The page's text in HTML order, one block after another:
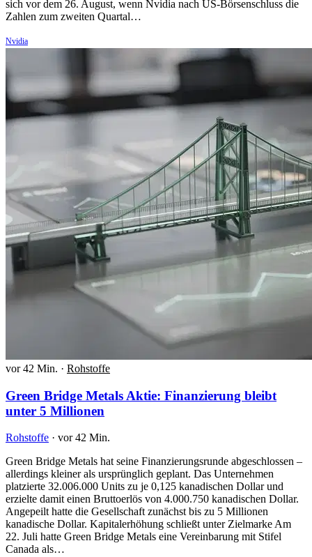
sich vor dem 26. August, wenn Nvidia nach US-Börsenschluss die
Zahlen zum zweiten Quartal…
Nvidia
vor 42 Min. · Rohstoffe
Green Bridge Metals Aktie: Finanzierung bleibt
unter 5 Millionen
Rohstoffe · vor 42 Min.
Green Bridge Metals hat seine Finanzierungsrunde abgeschlossen –
allerdings kleiner als ursprünglich geplant. Das Unternehmen
platzierte 32.006.000 Units zu je 0,125 kanadischen Dollar und
erzielte damit einen Bruttoerlös von 4.000.750 kanadischen Dollar.
Angepeilt hatte die Gesellschaft zunächst bis zu 5 Millionen
kanadische Dollar. Kapitalerhöhung schließt unter Zielmarke Am
22. Juli hatte Green Bridge Metals eine Vereinbarung mit Stifel
Canada als…